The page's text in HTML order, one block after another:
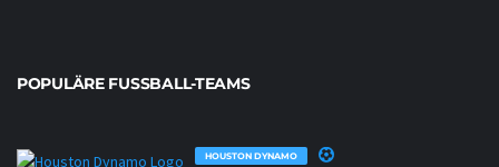
POPULÄRE FUSSBALL-TEAMS
HOUSTON DYNAMO